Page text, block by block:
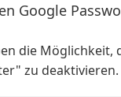
Google
die
zu deaktivieren.